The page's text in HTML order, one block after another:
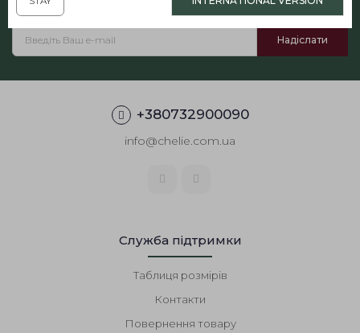
+380732900090
info@chelie.com.ua
Служба підтримки
Таблиця розмірів
Контакти
Повернення товару